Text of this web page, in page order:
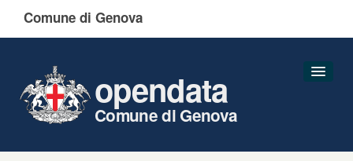
Comune di Genova
opendata
Comune di Genova